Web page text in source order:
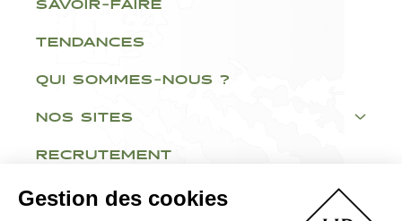
Gestion des cookies
SAVOIR-FAIRE
TENDANCES
QUI SOMMES-NOUS ?
NOS SITES
RECRUTEMENT